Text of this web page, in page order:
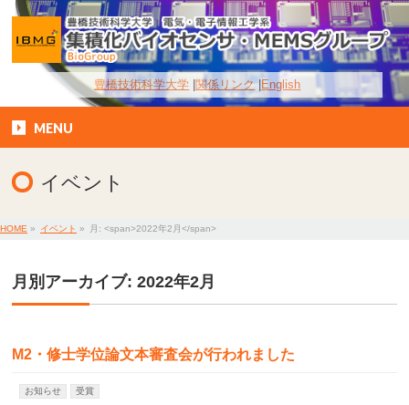
豊橋技術科学大学 関係リンク English
MENU
イベント
HOME » イベント » 月: <span>2022年2月</span>
月別アーカイブ: 2022年2月
M2・修士学位論文本審査会が行われました
お知らせ 受賞